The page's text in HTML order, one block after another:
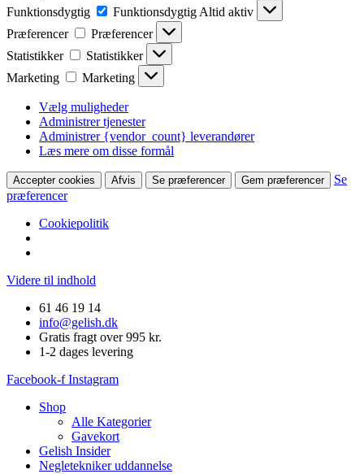
Funktionsdygtig
Funktionsdygtig Altid aktiv
Præferencer
Præferencer
Statistikker
Statistikker
Marketing
Marketing
Vælg muligheder
Administrer tjenester
Administrer {vendor_count} leverandører
Læs mere om disse formål
Accepter cookies Afvis Se præferencer Gem præferencer
Se
præferencer
Cookiepolitik
Videre til indhold
61 46 19 14
info@gelish.dk
Gratis fragt over 995 kr.
1-2 dages levering
Facebook-f Instagram
Shop
Alle Kategorier
Gavekort
Gelish Insider
Negletekniker uddannelse